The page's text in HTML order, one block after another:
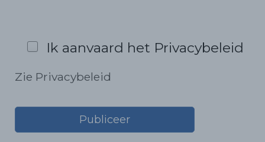
Ik aanvaard het Privacybeleid
Zie Privacybeleid